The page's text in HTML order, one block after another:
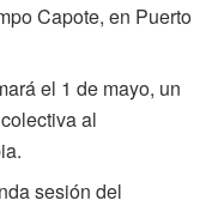
Capote, en Puerto
el 1 de mayo, un
al
sesión del